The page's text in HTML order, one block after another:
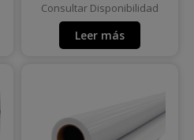
Consultar Disponibilidad
Leer más